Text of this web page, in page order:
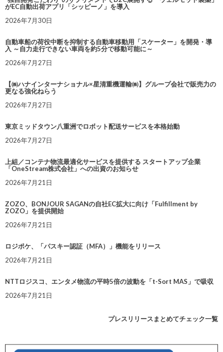
がEC自動出荷アプリ「シッピーノ」を導入
2026年7月30日
自動車船の荷役中断を抑制する自動車移動用「スケーター」を開発・導
入 ～自力走行できない車両を約5分で移動可能に～
2026年7月27日
【㈱ハナインターナショナル×星清重機運輸㈱】グループ会社で販売力の
更なる強化ねらう
2026年7月27日
東京ミッドタウン八重洲でロボット配送サービスを本格始動
2026年7月27日
上組／コンテナ物流最適化サービスを提供する スタートアップ企業
「OneStream株式会社」への出資のお知らせ
2026年7月21日
ZOZO、BONJOUR SAGANの自社EC拡大に向け「Fulfillment by
ZOZO」を提供開始
2026年7月21日
ロジポケ、「パスキー認証（MFA）」機能をリリース
2026年7月21日
NTTロジスコ、エンタメ物流の平時5倍の波動を「t-Sort MAS」で吸収
2026年7月21日
プレスリリースまとめてチェック一覧